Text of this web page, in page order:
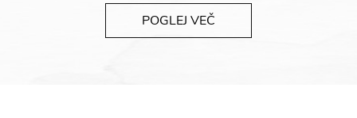
POGLEJ VEČ